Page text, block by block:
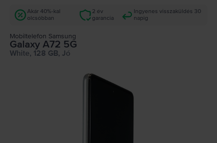
Akár 40%-kal
olcsóbban
2 év
garancia
Ingyenes visszaküldés 30
napig
Mobiltelefon Samsung
Galaxy A72 5G
White, 128 GB, Jó